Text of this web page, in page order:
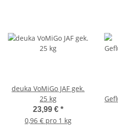
deuka VoMiGo JAF gek.
25 kg
23,99 € *
0,96 € pro 1 kg